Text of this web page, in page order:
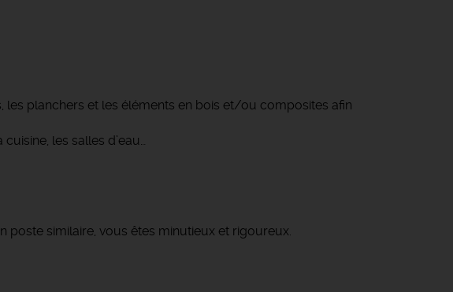
planchers et les éléments en bois et/ou composites afin
les salles d’eau…
poste similaire, vous êtes minutieux et rigoureux.